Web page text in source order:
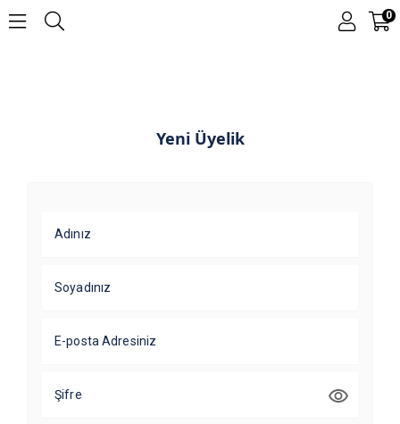
0
Yeni Üyelik
Adınız
Soyadınız
E-posta Adresiniz
Şifre